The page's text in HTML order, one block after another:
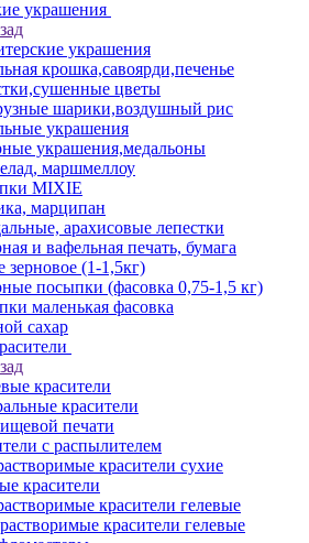
украшения
украшения
крошка,савоярди,печенье
цветы
шарики,воздушный рис
украшения
украшения,медальоны
маршмеллоу
MIXIE
марципан
арахисовые лепестки
и вафельная печать, бумага
зерновое (1-1,5кг)
посыпки (фасовка 0,75-1,5 кг)
маленькая фасовка
сахар
красители
красители
печати
с распылителем
красители сухие
красители
красители гелевые
красители гелевые